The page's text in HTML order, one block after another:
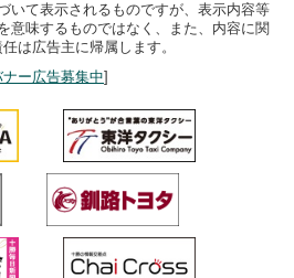
いて表示されるものですが、表示内容等
意味するものではなく、また、内容に関
は広告主に帰属します。
ナー広告募集中]